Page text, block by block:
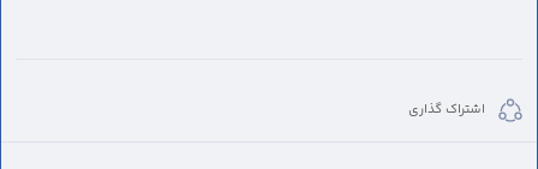
اشتراک گذاری